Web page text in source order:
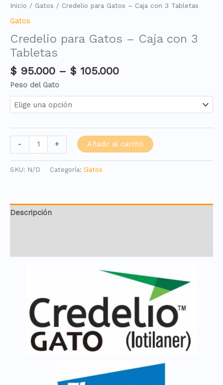
Inicio / Gatos / Credelio para Gatos – Caja con 3 Tabletas
Gatos
Credelio para Gatos – Caja con 3
Tabletas
$ 95.000 – $ 105.000Price
$ 105.000
Peso del Gato
-
Credelio
Gatos
–
3
Tabletas
+ Añadir al carrito
SKU: N/D Categoría: Gatos
Descripción